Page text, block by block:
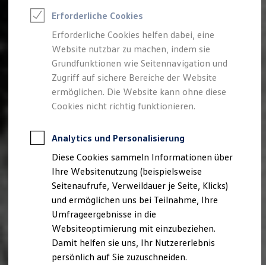
Elektroauto Leasing
Kleinwagen-Leasing
Leasing ohne Anzahlung
Finanzierung
Autokredit mit Schlussrate
Versicherungen und Garantien
Kfz-Versicherung
Restschuldversicherungen
Garantien
Professional Class bei Volkswagen
Behörden
Direktkunden
Sonderfahrzeuge
Anpfiff zum Gewinn
Elektromobilität
Elektroautos
ID. Tutorials
Elektrofahrzeugkonzepte
ID. EVERY1
Reichweite
Erforderliche Cookies
Erforderliche Cookies helfen dabei, eine
Website nutzbar zu machen, indem sie
Grundfunktionen wie Seitennavigation und
Zugriff auf sichere Bereiche der Website
ermöglichen. Die Website kann ohne diese
Cookies nicht richtig funktionieren.
Analytics und Personalisierung
Diese Cookies sammeln Informationen über
Ihre Websitenutzung (beispielsweise
Seitenaufrufe, Verweildauer je Seite, Klicks)
und ermöglichen uns bei Teilnahme, Ihre
Umfrageergebnisse in die
Websiteoptimierung mit einzubeziehen.
Damit helfen sie uns, Ihr Nutzererlebnis
persönlich auf Sie zuzuschneiden.